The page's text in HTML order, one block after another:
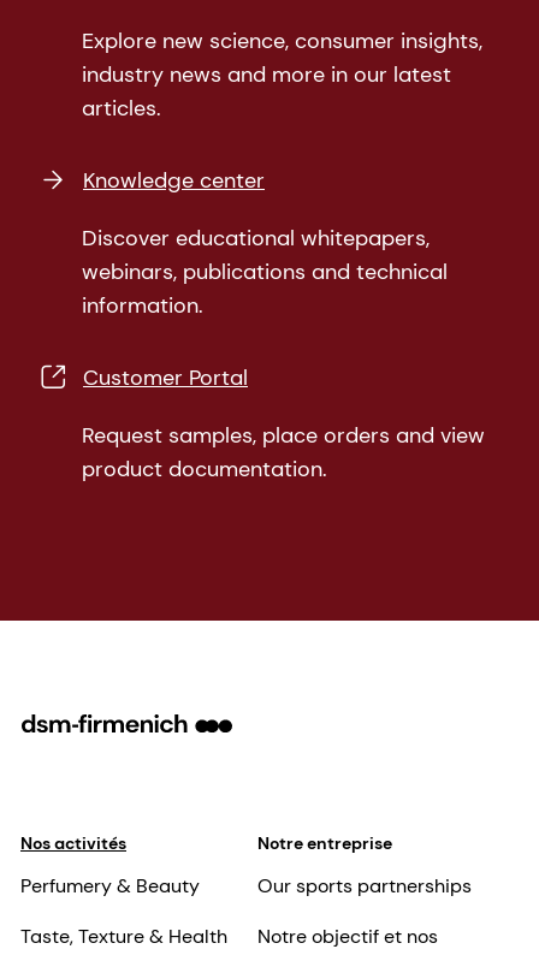
Explore new science, consumer insights,
industry news and more in our latest
articles.
Knowledge center
Discover educational whitepapers,
webinars, publications and technical
information.
Customer Portal
Request samples, place orders and view
product documentation.
Nos activités
Perfumery & Beauty
Taste, Texture & Health
Notre entreprise
Our sports partnerships
Notre objectif et nos